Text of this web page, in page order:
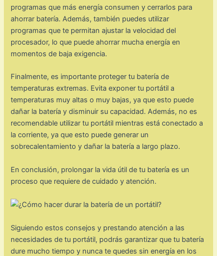
programas que más energía consumen y cerrarlos para
ahorrar batería. Además, también puedes utilizar
programas que te permitan ajustar la velocidad del
procesador, lo que puede ahorrar mucha energía en
momentos de baja exigencia.
Finalmente, es importante proteger tu batería de
temperaturas extremas. Evita exponer tu portátil a
temperaturas muy altas o muy bajas, ya que esto puede
dañar la batería y disminuir su capacidad. Además, no es
recomendable utilizar tu portátil mientras está conectado a
la corriente, ya que esto puede generar un
sobrecalentamiento y dañar la batería a largo plazo.
En conclusión, prolongar la vida útil de tu batería es un
proceso que requiere de cuidado y atención.
Siguiendo estos consejos y prestando atención a las
necesidades de tu portátil, podrás garantizar que tu batería
dure mucho tiempo y nunca te quedes sin energía en los